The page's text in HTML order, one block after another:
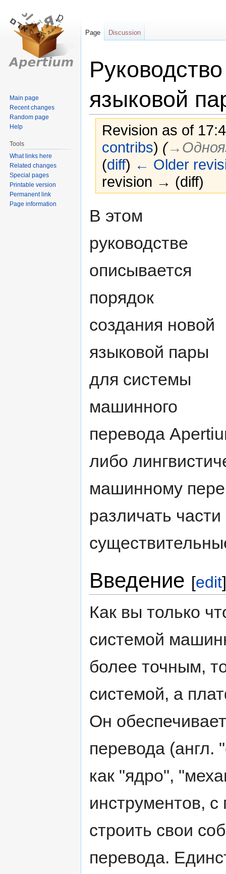
языковой
Revision as of
contribs) (
(diff) ← Older
revision → (diff)
to
to
В этом
руководстве
описывается
порядок
создания новой
языковой пары
для системы
машинного
перевода
либо
машинному
различать
Введение [edit]
Как вы только
системой
более точным,
системой, а
Он
перевода (англ.
как "ядро",
инструментов,
строить свои
перевода.
Page Discussion
Main page
Recent changes
Random page
Help
Tools
What links here
Related changes
Special pages
Printable version
Permanent link
Page information